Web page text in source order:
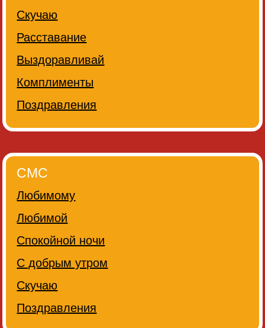
Скучаю
Расставание
Выздоравливай
Комплименты
Поздравления
СМС
Любимому
Любимой
Спокойной ночи
С добрым утром
Скучаю
Поздравления